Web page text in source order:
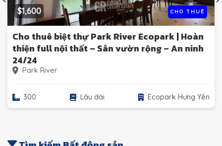
$1,600 CHO THUÊ
Cho thuê biệt thự Park River Ecopark | Hoàn
thiện full nội thất – Sân vườn rộng – An ninh
24/24
Park River
300 Lâu dài Ecopark Hưng Yên